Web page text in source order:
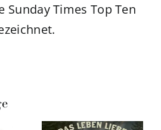
Sunday Times Top Ten